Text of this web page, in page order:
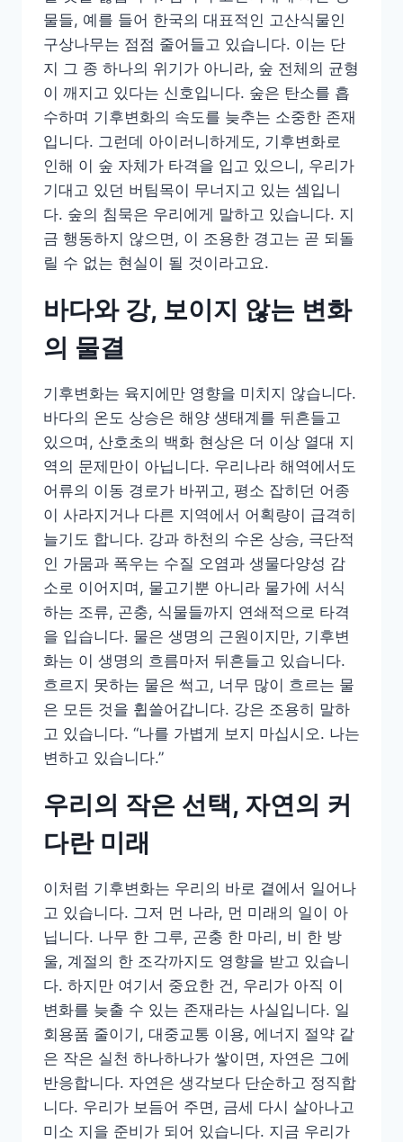
물들, 예를 들어 한국의 대표적인 고산식물인
구상나무는 점점 줄어들고 있습니다. 이는 단
지 그 종 하나의 위기가 아니라, 숲 전체의 균형
이 깨지고 있다는 신호입니다. 숲은 탄소를 흡
수하며 기후변화의 속도를 늦추는 소중한 존재
입니다. 그런데 아이러니하게도, 기후변화로
인해 이 숲 자체가 타격을 입고 있으니, 우리가
기대고 있던 버팀목이 무너지고 있는 셈입니
다. 숲의 침묵은 우리에게 말하고 있습니다. 지
금 행동하지 않으면, 이 조용한 경고는 곧 되돌
릴 수 없는 현실이 될 것이라고요.
바다와 강, 보이지 않는 변화
의 물결
기후변화는 육지에만 영향을 미치지 않습니다.
바다의 온도 상승은 해양 생태계를 뒤흔들고
있으며, 산호초의 백화 현상은 더 이상 열대 지
역의 문제만이 아닙니다. 우리나라 해역에서도
어류의 이동 경로가 바뀌고, 평소 잡히던 어종
이 사라지거나 다른 지역에서 어획량이 급격히
늘기도 합니다. 강과 하천의 수온 상승, 극단적
인 가뭄과 폭우는 수질 오염과 생물다양성 감
소로 이어지며, 물고기뿐 아니라 물가에 서식
하는 조류, 곤충, 식물들까지 연쇄적으로 타격
을 입습니다. 물은 생명의 근원이지만, 기후변
화는 이 생명의 흐름마저 뒤흔들고 있습니다.
흐르지 못하는 물은 썩고, 너무 많이 흐르는 물
은 모든 것을 휩쓸어갑니다. 강은 조용히 말하
고 있습니다. “나를 가볍게 보지 마십시오. 나는
변하고 있습니다.”
우리의 작은 선택, 자연의 커
다란 미래
이처럼 기후변화는 우리의 바로 곁에서 일어나
고 있습니다. 그저 먼 나라, 먼 미래의 일이 아
닙니다. 나무 한 그루, 곤충 한 마리, 비 한 방
울, 계절의 한 조각까지도 영향을 받고 있습니
다. 하지만 여기서 중요한 건, 우리가 아직 이
변화를 늦출 수 있는 존재라는 사실입니다. 일
회용품 줄이기, 대중교통 이용, 에너지 절약 같
은 작은 실천 하나하나가 쌓이면, 자연은 그에
반응합니다. 자연은 생각보다 단순하고 정직합
니다. 우리가 보듬어 주면, 금세 다시 살아나고
미소 지을 준비가 되어 있습니다. 지금 우리가